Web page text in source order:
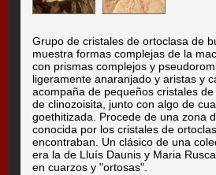
Grupo de cristales de ortoclasa de
muestra formas complejas de la
con prismas complejos y
ligeramente anaranjado y aristas y
acompaña de pequeños cristales
de clinozoisita, junto con algo de
goethitizada. Procede de una zona
conocida por los cristales de
encontraban. Un clásico de una
era la de Lluís Daunis y Maria
en cuarzos y "ortosas".